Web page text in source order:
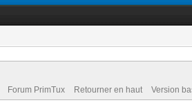
Forum PrimTux Retourner en haut Version